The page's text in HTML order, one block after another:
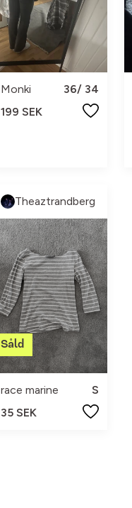
Monki
36/ 34
199 SEK
Theaztrandberg
race marine
S
35 SEK